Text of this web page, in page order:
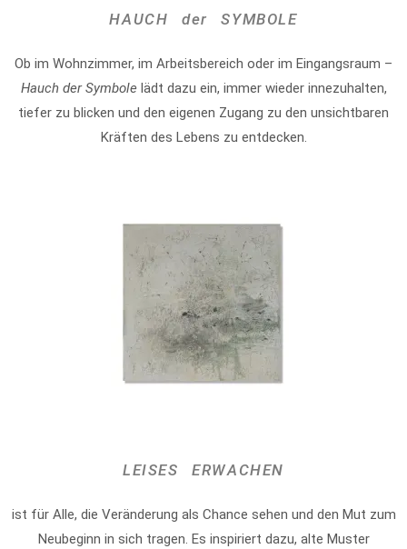
HAUCH der SYMBOLE
Ob im Wohnzimmer, im Arbeitsbereich oder im Eingangsraum –
Hauch der Symbole lädt dazu ein, immer wieder innezuhalten,
tiefer zu blicken und den eigenen Zugang zu den unsichtbaren
Kräften des Lebens zu entdecken.
LEISES ERWACHEN
ist für Alle, die Veränderung als Chance sehen und den Mut zum
Neubeginn in sich tragen. Es inspiriert dazu, alte Muster